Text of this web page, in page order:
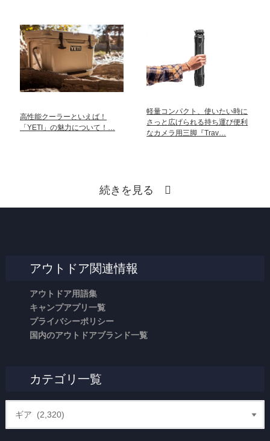
高性能クーラーといえば！
「YETI」の魅力について！…
軽量コンパクト、使いたい時に
さっと広げられる持ち運び便利
なカメラ用三脚『Trav…
続きを見る
アウトドア関連情報
アウトドア用語集
キャンプアプリ一覧
プライバシーポリシー
国内のアウトドアブランド一覧
カテゴリ一覧